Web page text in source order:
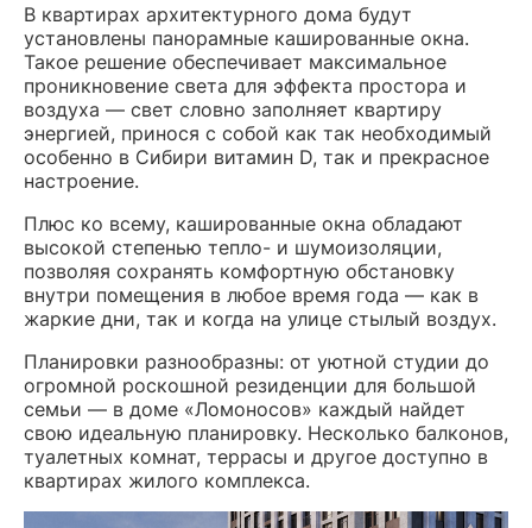
В квартирах архитектурного дома будут
установлены панорамные кашированные окна.
Такое решение обеспечивает максимальное
проникновение света для эффекта простора и
воздуха — свет словно заполняет квартиру
энергией, принося с собой как так необходимый
особенно в Сибири витамин D, так и прекрасное
настроение.
Плюс ко всему, кашированные окна обладают
высокой степенью тепло- и шумоизоляции,
позволяя сохранять комфортную обстановку
внутри помещения в любое время года — как в
жаркие дни, так и когда на улице стылый воздух.
Планировки разнообразны: от уютной студии до
огромной роскошной резиденции для большой
семьи — в доме «Ломоносов» каждый найдет
свою идеальную планировку. Несколько балконов,
туалетных комнат, террасы и другое доступно в
квартирах жилого комплекса.